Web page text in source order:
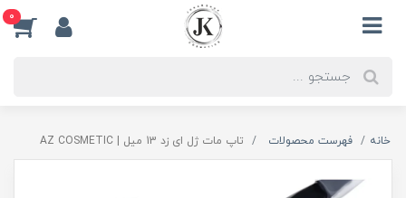
0
خانه فهرست محصولات تاپ مات ژل ای زد 13 میل | AZ COSMETIC